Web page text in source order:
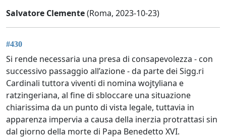
Salvatore Clemente(Roma, 2023-10-23)
#430
Si rende necessaria una presa di consapevolezza - con
successivo passaggio all’azione - da parte dei Sigg.ri
Cardinali tuttora viventi di nomina wojtyliana e
ratzingeriana, al fine di sbloccare una situazione
chiarissima da un punto di vista legale, tuttavia in
apparenza impervia a causa della inerzia protrattasi sin
dal giorno della morte di Papa Benedetto XVI.